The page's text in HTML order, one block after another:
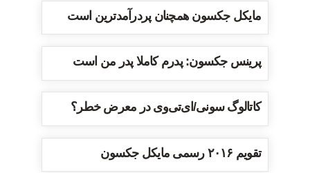
مایکل جکسون همچنان پردرآمدترین است
پرینس جکسون: پدرم کاملا پدر من است
کاتالوگ سونی/ای‌تی‌وی در معرض خطر؟
تقویم ۲۰۱۶ رسمی مایکل جکسون